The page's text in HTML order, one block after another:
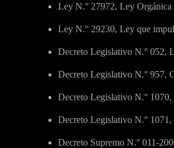
Ley N.° 27972, Ley
Ley N.° 29230, Ley que
Decreto Legislativo N.° 052,
Decreto Legislativo N.° 957,
Decreto Legislativo N.°
Decreto Legislativo N.°
Decreto Supremo N.° 011-